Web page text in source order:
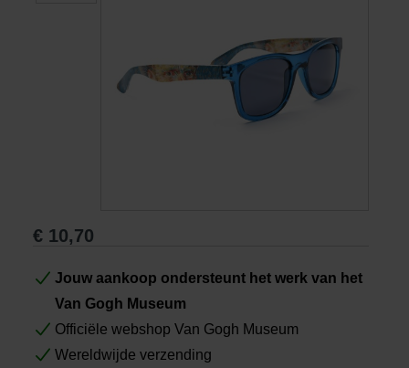
€ 10,70
Jouw aankoop ondersteunt het werk van het
Van Gogh Museum
Officiële webshop Van Gogh Museum
Wereldwijde verzending